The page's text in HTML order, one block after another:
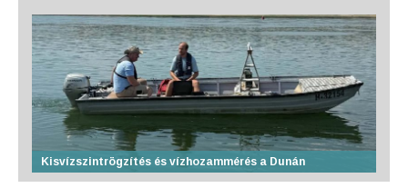
Kisvízszintrögzítés és vízhozammérés a Dunán